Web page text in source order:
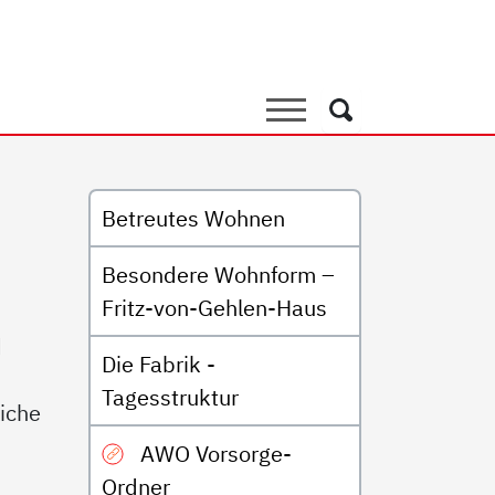
Suche
Suche
Untermenü
Betreutes Wohnen
Besondere Wohnform –
Fritz-von-Gehlen-Haus
Die Fabrik -
Tagesstruktur
AWO Vorsorge-
Ordner